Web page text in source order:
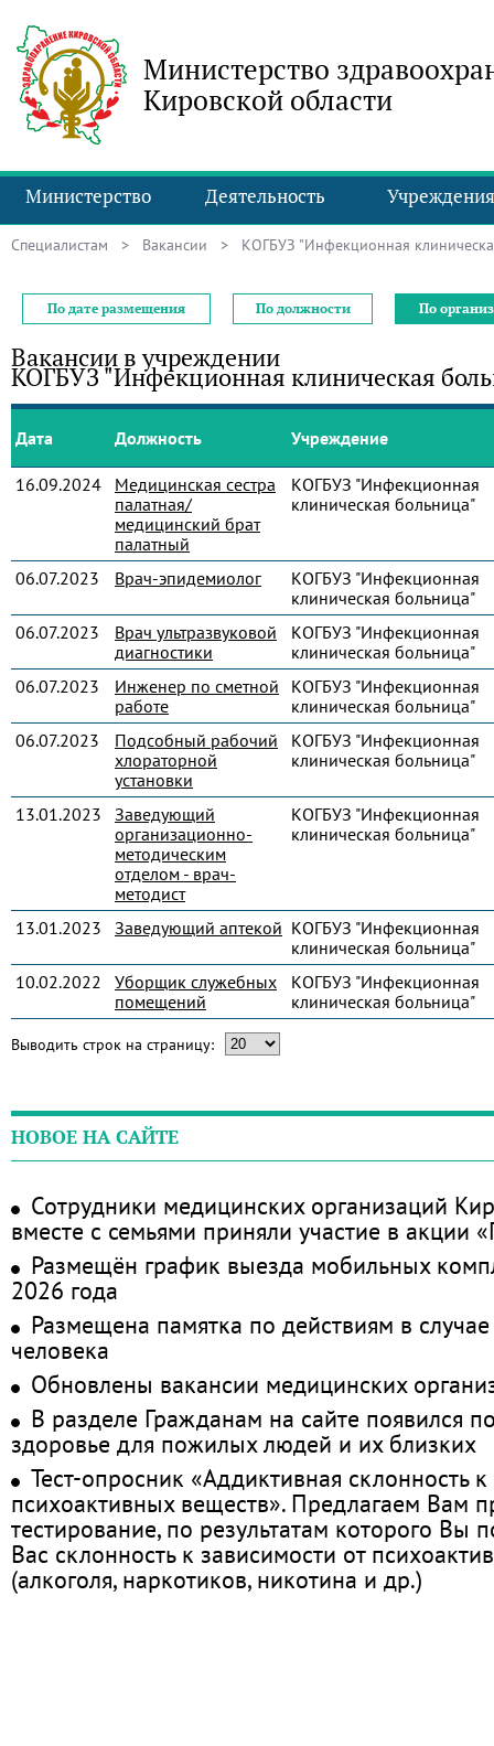
Министерство
Кировской области
Министерство Деятельность Учреждения
Специалистам > Вакансии > КОГБУЗ "Инфекционная
По дате размещения По должности По
Вакансии в учреждении
КОГБУЗ "Инфекционная клиническая
Дата Должность Учреждение
16.09.2024
Медицинская сестра
палатная/
медицинский брат
палатный
КОГБУЗ "Инфекционная
клиническая больница"
06.07.2023 Врач-эпидемиолог
КОГБУЗ "Инфекционная
клиническая больница"
06.07.2023
Врач ультразвуковой
диагностики
КОГБУЗ "Инфекционная
клиническая больница"
06.07.2023
Инженер по сметной
работе
КОГБУЗ "Инфекционная
клиническая больница"
06.07.2023
Подсобный рабочий
хлораторной
установки
КОГБУЗ "Инфекционная
клиническая больница"
13.01.2023
Заведующий
организационно-
методическим
отделом - врач-
методист
КОГБУЗ "Инфекционная
клиническая больница"
13.01.2023 Заведующий аптекой КОГБУЗ "Инфекционная
клиническая больница"
10.02.2022
Уборщик служебных
помещений
КОГБУЗ "Инфекционная
клиническая больница"
Выводить строк на страницу:
НОВОЕ НА САЙТЕ
Сотрудники медицинских организаций
вместе с семьями приняли участие в акции
Размещён график выезда мобильных
2026 года
Размещена памятка по действиям в
человека
Обновлены вакансии медицинских
В разделе Гражданам на сайте появился
здоровье для пожилых людей и их близких
Тест-опросник «Аддиктивная склонность
психоактивных веществ». Предлагаем Вам
тестирование, по результатам которого Вы
Вас склонность к зависимости от
(алкоголя, наркотиков, никотина и др.)